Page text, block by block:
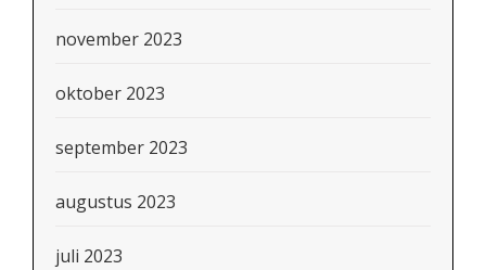
november 2023
oktober 2023
september 2023
augustus 2023
juli 2023